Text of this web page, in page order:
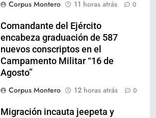
Corpus Montero
11 horas atrás 0
Comandante del Ejército
encabeza graduación de 587
nuevos conscriptos en el
Campamento Militar “16 de
Agosto”
Corpus Montero
12 horas atrás 0
Migración incauta jeepeta y